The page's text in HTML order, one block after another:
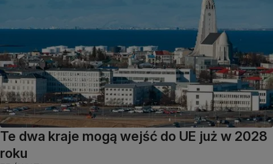
Te dwa kraje mogą wejść do UE już w 2028
roku